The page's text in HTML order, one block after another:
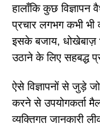
हालाँकि कुछ
प्रचार लगभग कभी भी
इसके बजाय, धोखेबाज़
उठाने के लिए सहबद्ध
ऐसे विज्ञापनों से जुड़े
करने से उपयोगकर्ता
व्यक्तिगत जानकारी